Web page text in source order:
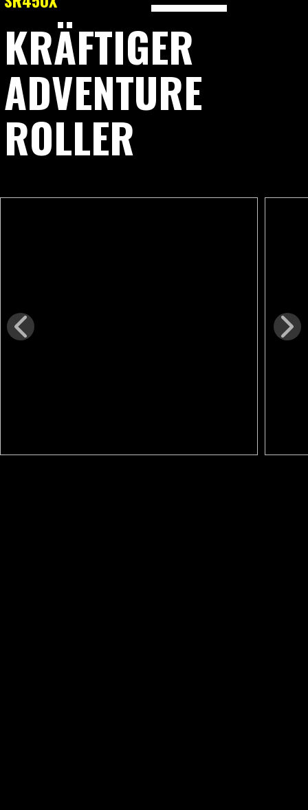
KRÄFTIGER
ADVENTURE
ROLLER